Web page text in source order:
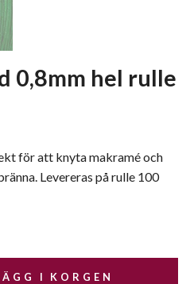
0,8mm hel rulle
för att knyta makramé och
Levereras på rulle 100
I KORGEN